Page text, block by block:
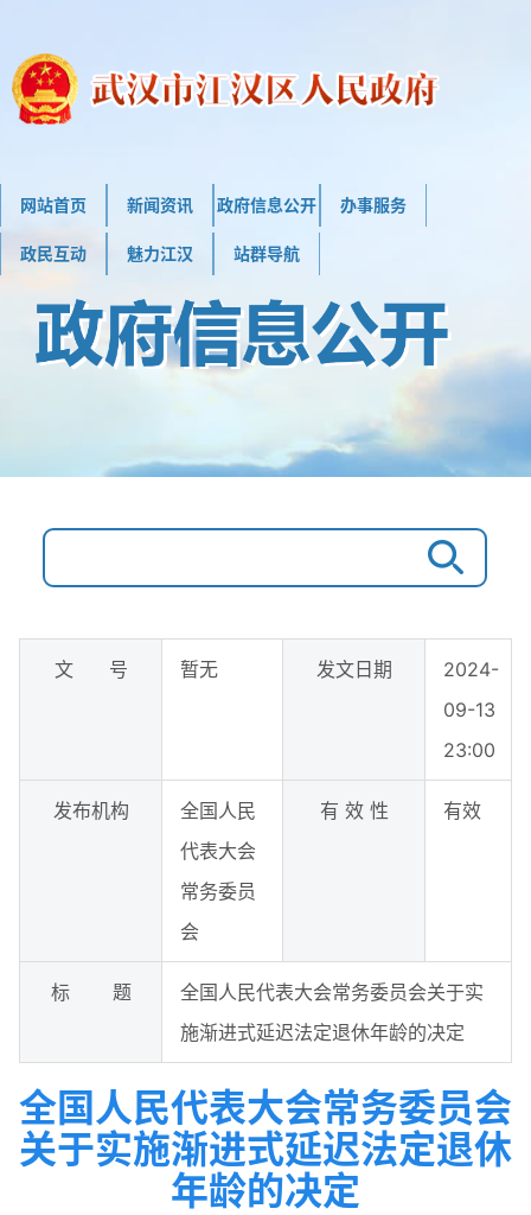
网站首页 新闻资讯 政府信息公开 办事服务
政民互动 魅力江汉 站群导航
文 号 暂无 发文日期
2024-
09-13
23:00
发布机构
全国人民
代表大会
常务委员
会
有 效 性 有效
标 题
全国人民代表大会常务委员会关于实
施渐进式延迟法定退休年龄的决定
全国人民代表大会常务委员会
关于实施渐进式延迟法定退休
年龄的决定